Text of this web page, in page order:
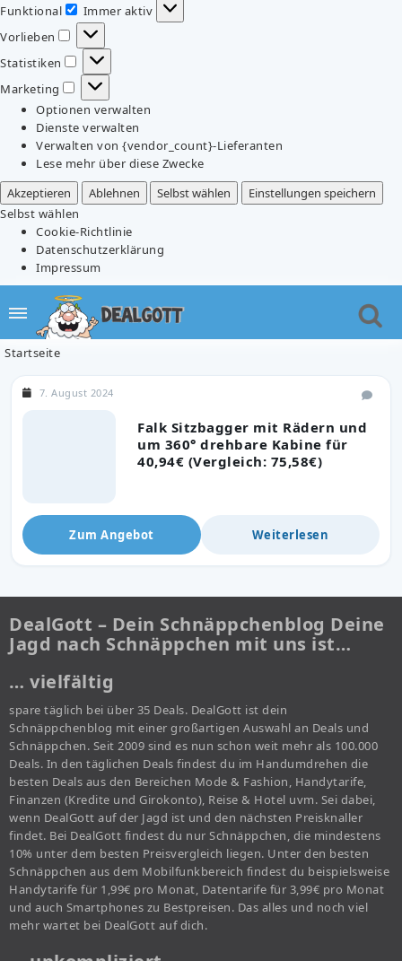
Funktional
Funktional
Immer aktiv
Vorlieben
Vorlieben
Statistiken
Statistiken
Marketing
Marketing
Optionen verwalten
Dienste verwalten
Verwalten von {vendor_count}-Lieferanten
Lese mehr über diese Zwecke
Akzeptieren
Ablehnen Selbst wählen
Einstellungen speichern
Selbst wählen
Cookie-Richtlinie
Datenschutzerklärung
Impressum
Startseite
Falk Sitzbagger mit Rädern und
um 360° drehbare Kabine für
40,94€ (Vergleich: 75,58€)
7. August 2024
Zum Angebot Weiterlesen
DealGott – Dein Schnäppchenblog Deine
Jagd nach Schnäppchen mit uns ist…
… vielfältig
spare täglich bei über 35 Deals. DealGott ist dein
Schnäppchenblog mit einer großartigen Auswahl an Deals und
Schnäppchen. Seit 2009 sind es nun schon weit mehr als 100.000
Deals. In den täglichen Deals findest du im Handumdrehen die
besten Deals aus den Bereichen Mode & Fashion, Handytarife,
Finanzen (Kredite und Girokonto), Reise & Hotel uvm. Sei dabei,
wenn DealGott auf der Jagd ist und den nächsten Preisknaller
findet. Bei DealGott findest du nur Schnäppchen, die mindestens
10% unter dem besten Preisvergleich liegen. Unter den besten
Schnäppchen aus dem Mobilfunkbereich findest du beispielsweise
Handytarife für 1,99€ pro Monat, Datentarife für 3,99€ pro Monat
und auch Smartphones zu Bestpreisen. Das alles und noch viel
mehr wartet bei DealGott auf dich.